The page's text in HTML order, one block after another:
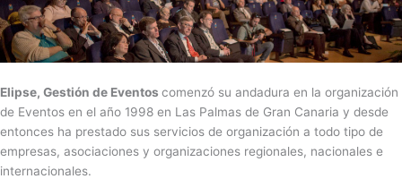
Elipse, Gestión de Eventos comenzó su andadura en la organización
de Eventos en el año 1998 en Las Palmas de Gran Canaria y desde
entonces ha prestado sus servicios de organización a todo tipo de
empresas, asociaciones y organizaciones regionales, nacionales e
internacionales.